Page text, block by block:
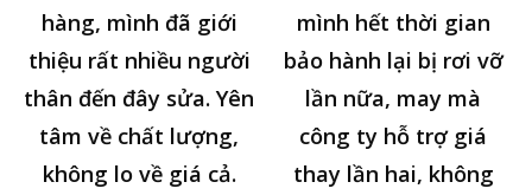
hàng, mình đã giới
thiệu rất nhiều người
thân đến đây sửa. Yên
tâm về chất lượng,
không lo về giá cả.
mình hết thời gian
bảo hành lại bị rơi vỡ
lần nữa, may mà
công ty hỗ trợ giá
thay lần hai, không